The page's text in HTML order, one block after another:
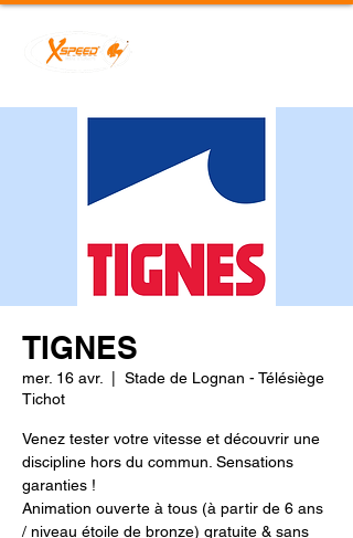
TIGNES
mer. 16 avr.
Stade de Lognan - Télésiège
Tichot
Venez tester votre vitesse et découvrir une
discipline hors du commun. Sensations
garanties !
Animation ouverte à tous (à partir de 6 ans
/ niveau étoile de bronze) gratuite & sans